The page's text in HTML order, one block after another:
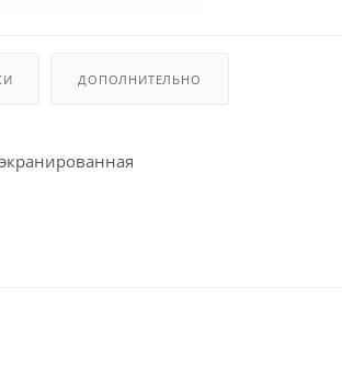
ДОПОЛНИТЕЛЬНО